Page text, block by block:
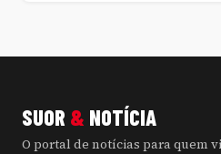
SUOR & NOTÍCIA
O portal de notícias para quem